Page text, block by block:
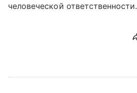
человеческой ответственности.